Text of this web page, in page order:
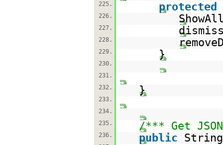
225.
protected
226.
227.
228.
229. }
230.
231.
232.
}
233.
234.
235.
/*** Get
236. public